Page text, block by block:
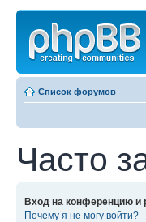
Список форумов
Часто
Вход на конференцию и
Почему я не могу войти?